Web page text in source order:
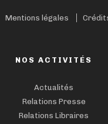
Mentions légales
NOS ACTIVITÉS
Actualités
Relations Presse
Relations Libraires